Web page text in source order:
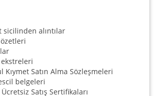
sicilinden alıntılar
ekstreleri
Kıymet Satın Alma Sözleşmeleri
belgeleri
Ücretsiz Satış Sertifikaları